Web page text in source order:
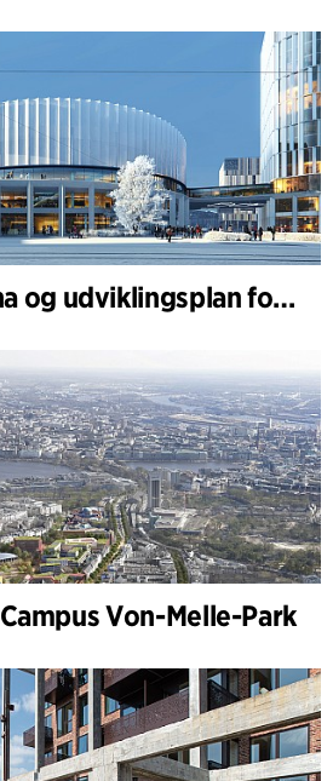
Bergen ByArena og udviklingsplan for Nygårdstangen
Campus Von-Melle-Park